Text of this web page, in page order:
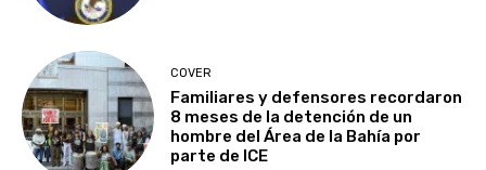
COVER
Familiares y defensores recordaron
8 meses de la detención de un
hombre del Área de la Bahía por
parte de ICE